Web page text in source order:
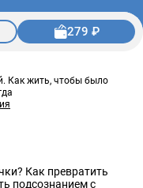
279 ₽
Как жить, чтобы было
Как превратить
подсознанием с